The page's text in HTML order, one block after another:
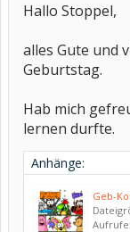
Hallo Stoppel,
alles Gute und
Geburtstag.
Hab mich
lernen durfte.
Anhänge:
Geb-
Aufrufe: